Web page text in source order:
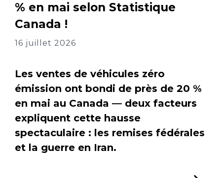
% en mai selon Statistique
Canada !
16 juillet 2026
Les ventes de véhicules zéro
émission ont bondi de près de 20 %
en mai au Canada — deux facteurs
expliquent cette hausse
spectaculaire : les remises fédérales
et la guerre en Iran.